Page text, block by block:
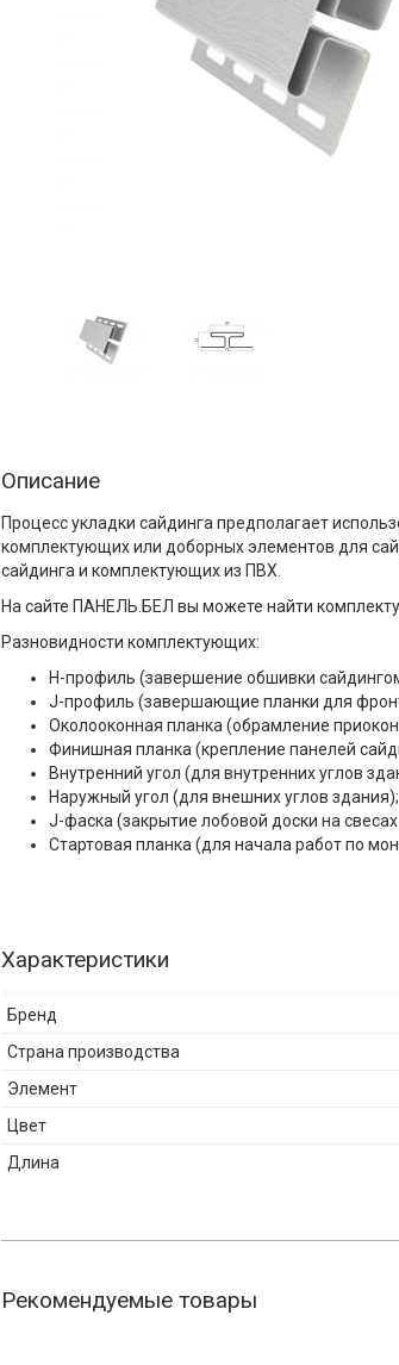
Описание
Процесс укладки сайдинга предполагает
комплектующих или доборных элементов для
сайдинга и комплектующих из ПВХ.
На сайте ПАНЕЛЬ.БЕЛ вы можете найти
Разновидности комплектующих:
H-профиль (завершение обшивки
J-профиль (завершающие планки для
Околооконная планка (обрамление
Финишная планка (крепление панелей
Внутренний угол (для внутренних углов
Наружный угол (для внешних углов здания);
J-фаска (закрытие лобовой доски на
Стартовая планка (для начала работ по
Характеристики
Бренд
Страна производства
Элемент
Цвет
Длина
Рекомендуемые товары